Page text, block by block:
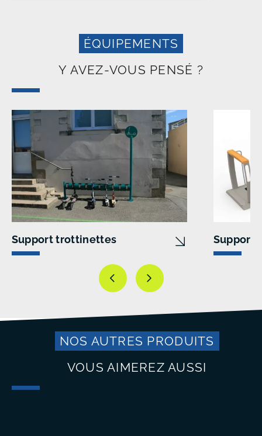
ÉQUIPEMENTS
Y AVEZ-VOUS PENSÉ ?
Support trottinettes Support
NOS AUTRES PRODUITS
VOUS AIMEREZ AUSSI